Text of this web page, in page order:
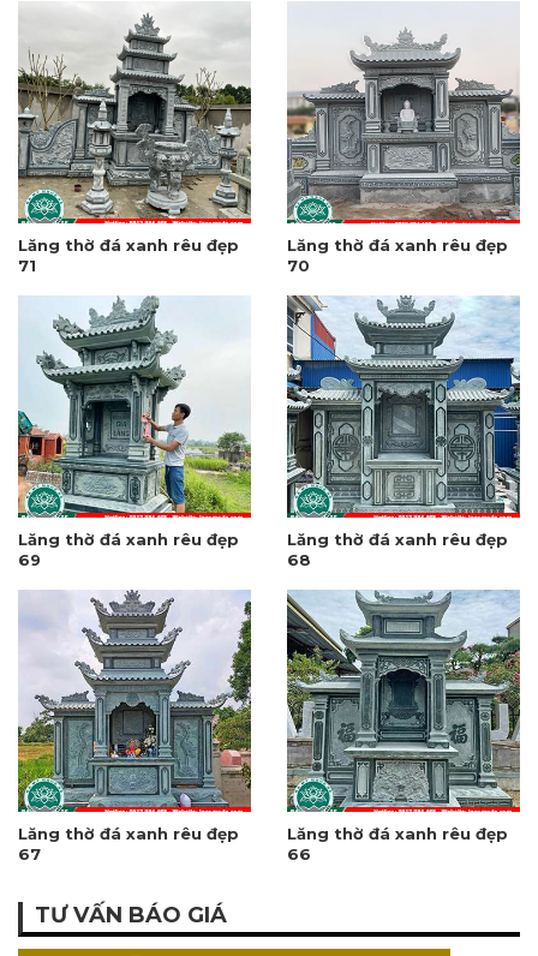
Lăng thờ đá xanh rêu đẹp
71
Lăng thờ đá xanh rêu đẹp
70
Lăng thờ đá xanh rêu đẹp
69
Lăng thờ đá xanh rêu đẹp
68
Lăng thờ đá xanh rêu đẹp
67
Lăng thờ đá xanh rêu đẹp
66
TƯ VẤN BÁO GIÁ